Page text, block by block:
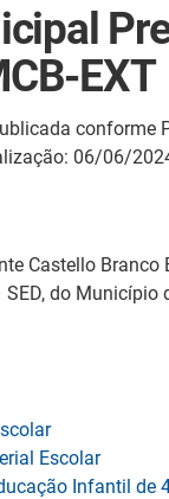
EXT
conforme
06/06/
Castello Branco
do
Escolar
Infantil de